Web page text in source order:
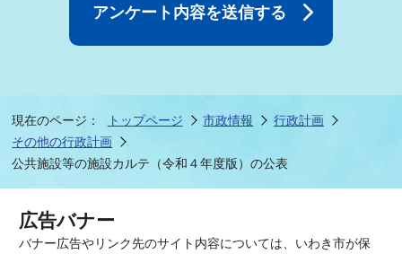
現在のページ： トップページ 市政情報
行政計画
その他の行政計画
公共施設等の施設カルテ（令和４年度版）の公表
広告バナー
バナー広告やリンク先のサイト内容については、いわき市が保